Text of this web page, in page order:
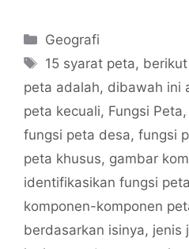
Categories
Geografi
Tags
15 syarat peta,
peta adalah, dibawah ini
peta kecuali, Fungsi Peta,
fungsi peta desa, fungsi
peta khusus, gambar
identifikasikan fungsi peta
komponen-komponen
berdasarkan isinya, jenis